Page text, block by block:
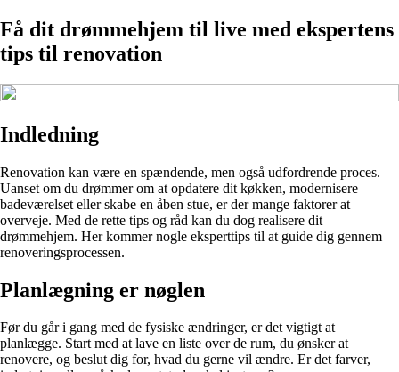
Få dit drømmehjem til live med ekspertens
tips til renovation
Indledning
Renovation kan være en spændende, men også udfordrende proces.
Uanset om du drømmer om at opdatere dit køkken, modernisere
badeværelset eller skabe en åben stue, er der mange faktorer at
overveje. Med de rette tips og råd kan du dog realisere dit
drømmehjem. Her kommer nogle eksperttips til at guide dig gennem
renoveringsprocessen.
Planlægning er nøglen
Før du går i gang med de fysiske ændringer, er det vigtigt at
planlægge. Start med at lave en liste over de rum, du ønsker at
renovere, og beslut dig for, hvad du gerne vil ændre. Er det farver,